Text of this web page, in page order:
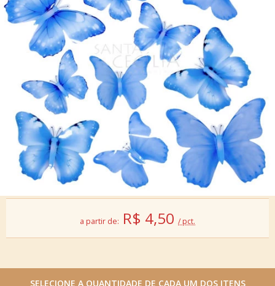
a partir de: R$ 4,50 / pct.